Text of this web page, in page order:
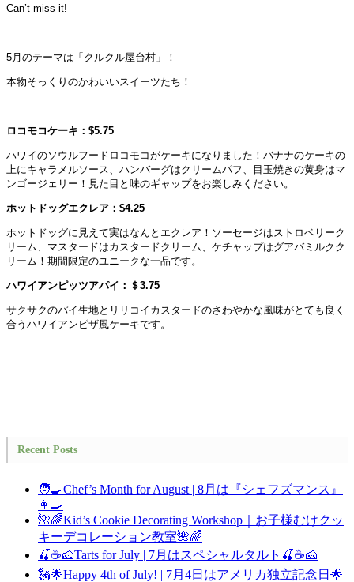
Can’t miss it!
5月のテーマは「クルクル屋台村」！
本物そっくりのかわいいスイーツたち！
ロコモコケーキ：$5.75
ハワイのソウルフードロコモコがケーキになりました！バナナのケーキの
上にキャラメルソース、ハンバーグはクリームパフ、目玉焼きの黄身はマ
ンゴージェリー！見た目と味のギャップをお楽しみください。
ホットドッグエクレア：$4.25
ホットドッグに見えて実はなんとエクレア！ソーセージはストロベリーク
リーム、マスタードはカスタードクリーム、ケチャップはグアバミルクク
リーム！期間限定のユニークな一品です。
ハワイアンピッツアパイ：＄3.75
サクサクのパイ生地とリリコイカスタードのさわやかな風味がとても良く
合うハワイアンピザ風ケーキです。
Recent Posts
🧑‍🍳Chef’s Month for August | 8月は『シェフズマンス』
👩‍🍳
🌺🌈Kid’s Cookie Decorating Workshop｜お子様むけクッ
キーデコレーション教室🌺🌈
🍒☕🧀Tarts for July | 7月はスペシャルタルト🍒☕🧀
🗽🌟Happy 4th of July! | 7月4日はアメリカ独立記念日🌟